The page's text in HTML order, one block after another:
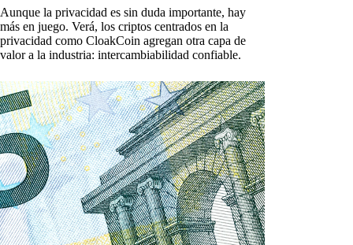
Aunque la privacidad es sin duda importante, hay
más en juego. Verá, los criptos centrados en la
privacidad como CloakCoin agregan otra capa de
valor a la industria: intercambiabilidad confiable.